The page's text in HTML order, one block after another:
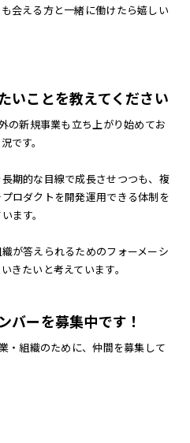
会える方と一緒に働けたら嬉しい
いことを教えてください
の新規事業も立ち上がり始めてお
です。
期的な目線で成長させつつも、複
ロダクトを開発運用できる体制を
ます。
が答えられるためのフォーメーシ
きたいと考えています。
バーを募集中です！
・組織のために、仲間を募集して